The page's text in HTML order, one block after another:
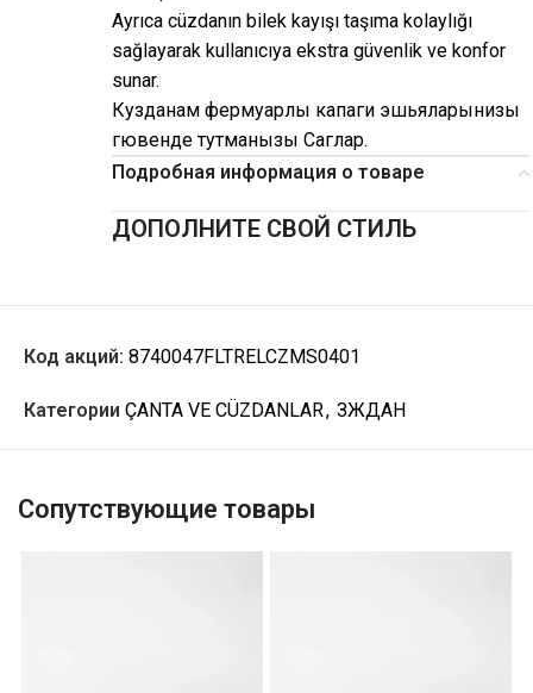
Ayrıca cüzdanın bilek kayışı taşıma kolaylığı
sağlayarak kullanıcıya ekstra güvenlik ve konfor
sunar.
Кузданам фермуарлы капаги эшьяларынизы
гювенде тутманызы Саглар.
Подробная информация о товаре
ДОПОЛНИТЕ СВОЙ СТИЛЬ
Код акций: 8740047FLTRELCZMS0401
Категории ÇANTA VE CÜZDANLAR, ЗЖДАН
Сопутствующие товары